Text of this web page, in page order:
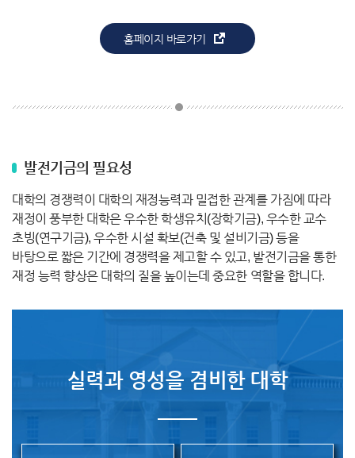
홈페이지 바로가기
발전기금의 필요성
대학의 경쟁력이 대학의 재정능력과 밀접한 관계를 가짐에 따라
재정이 풍부한 대학은 우수한 학생유치(장학기금), 우수한 교수
초빙(연구기금), 우수한 시설 확보(건축 및 설비기금) 등을
바탕으로 짧은 기간에 경쟁력을 제고할 수 있고, 발전기금을 통한
재정 능력 향상은 대학의 질을 높이는데 중요한 역할을 합니다.
실력과 영성을 겸비한 대학